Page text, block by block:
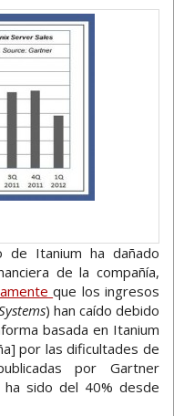
de Itanium ha dañado
de la compañía,
que los ingresos
) han caído debido
basada en Itanium
por las dificultades de
por Gartner
ha sido del 40% desde